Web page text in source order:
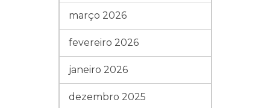
março 2026
fevereiro 2026
janeiro 2026
dezembro 2025